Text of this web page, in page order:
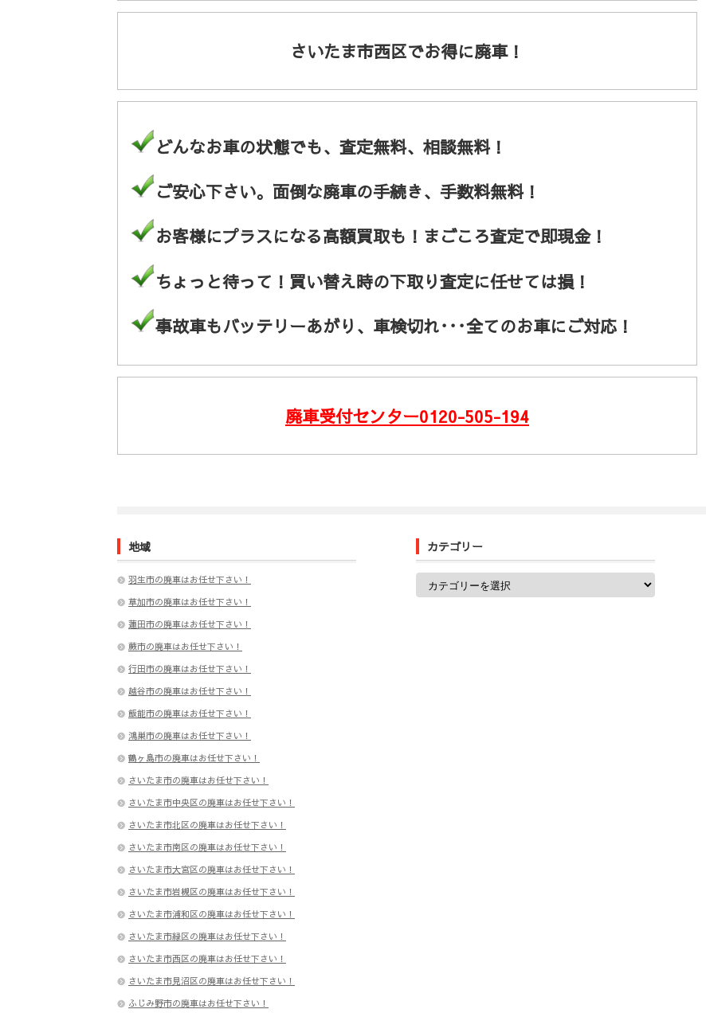
さいたま市西区でお得に廃車！
どんなお車の状態でも、査定無料、相談無料！
ご安心下さい。面倒な廃車の手続き、手数料無料！
お客様にプラスになる高額買取も！まごころ査定で即現金！
ちょっと待って！買い替え時の下取り査定に任せては損！
事故車もバッテリーあがり、車検切れ･･･全てのお車にご対応！
廃車受付センター0120-505-194
地域
羽生市の廃車はお任せ下さい！
草加市の廃車はお任せ下さい！
蓮田市の廃車はお任せ下さい！
蕨市の廃車はお任せ下さい！
行田市の廃車はお任せ下さい！
越谷市の廃車はお任せ下さい！
飯能市の廃車はお任せ下さい！
鴻巣市の廃車はお任せ下さい！
鶴ヶ島市の廃車はお任せ下さい！
さいたま市の廃車はお任せ下さい！
さいたま市中央区の廃車はお任せ下さい！
さいたま市北区の廃車はお任せ下さい！
さいたま市南区の廃車はお任せ下さい！
さいたま市大宮区の廃車はお任せ下さい！
さいたま市岩槻区の廃車はお任せ下さい！
さいたま市浦和区の廃車はお任せ下さい！
さいたま市緑区の廃車はお任せ下さい！
さいたま市西区の廃車はお任せ下さい！
さいたま市見沼区の廃車はお任せ下さい！
ふじみ野市の廃車はお任せ下さい！
カテゴリー
カ